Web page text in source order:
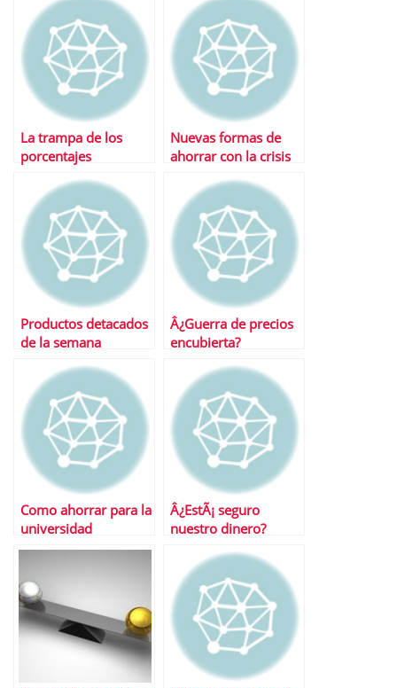
La trampa de los
porcentajes
Nuevas formas de
ahorrar con la crisis
Productos detacados
de la semana
Â¿Guerra de precios
encubierta?
Como ahorrar para la
universidad
Â¿EstÃ¡ seguro
nuestro dinero?